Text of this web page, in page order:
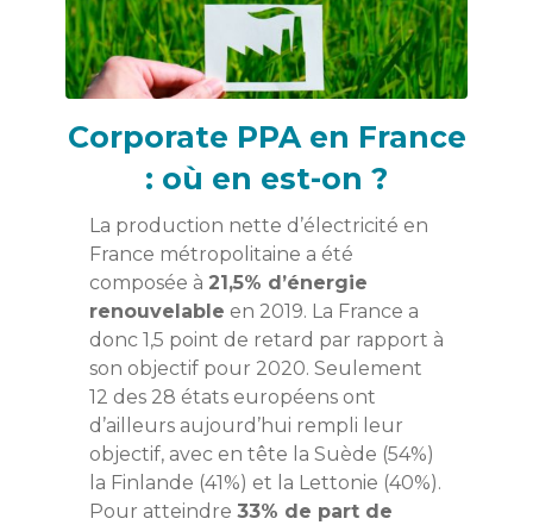
Corporate PPA en France
: où en est-on ?
La production nette d’électricité en
France métropolitaine a été
composée à 21,5% d’énergie
renouvelable en 2019. La France a
donc 1,5 point de retard par rapport à
son objectif pour 2020. Seulement
12 des 28 états européens ont
d’ailleurs aujourd’hui rempli leur
objectif, avec en tête la Suède (54%)
la Finlande (41%) et la Lettonie (40%).
Pour atteindre 33% de part de